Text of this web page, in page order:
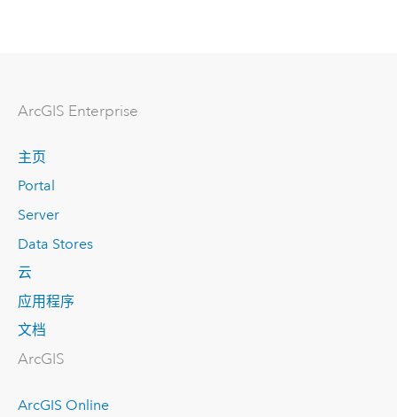
ArcGIS Enterprise
主页
Portal
Server
Data Stores
云
应用程序
文档
ArcGIS
ArcGIS Online